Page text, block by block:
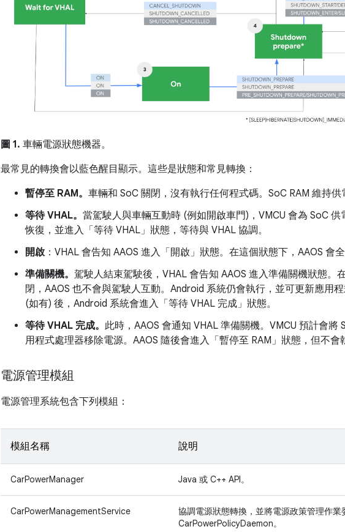
圖 1. 車輛電源狀態機器。
最常見的轉換會以藍色醒目顯示。這些是狀態和常見轉換：
暫停至 RAM。 車輛和 SoC 關閉，沒有執行任何程式碼。SoC RAM 維持供
等待 VHAL。 當駕駛人與車輛互動時 (例如開啟車門)，VMCU 會為 SoC 供
恢復，並進入「等待 VHAL」狀態，等待與 VHAL 協調。
開啟：VHAL 會告知 AAOS 進入「開啟」狀態。在這個狀態下，AAOS 會
準備關機。 駕駛人結束駕駛後，VHAL 會告知 AAOS 進入準備關機狀態。
閉，AAOS 也不會與駕駛人互動。Android 系統仍會執行，並可更新應用
(如有) 後，Android 系統會進入「等待 VHAL 完成」狀態。
等待 VHAL 完成。 此時，AAOS 會通知 VHAL 準備關機。VMCU 預計會
用程式處理器移除電源。AAOS 隨後會進入「暫停至 RAM」狀態，但不會
電源管理模組
電源管理系統包含下列模組：
模組名稱 說明
CarPowerManager Java 或 C++ API。
CarPowerManagementService
協調電源狀態轉換，並將電源政策管理作業
CarPowerPolicyDaemon。